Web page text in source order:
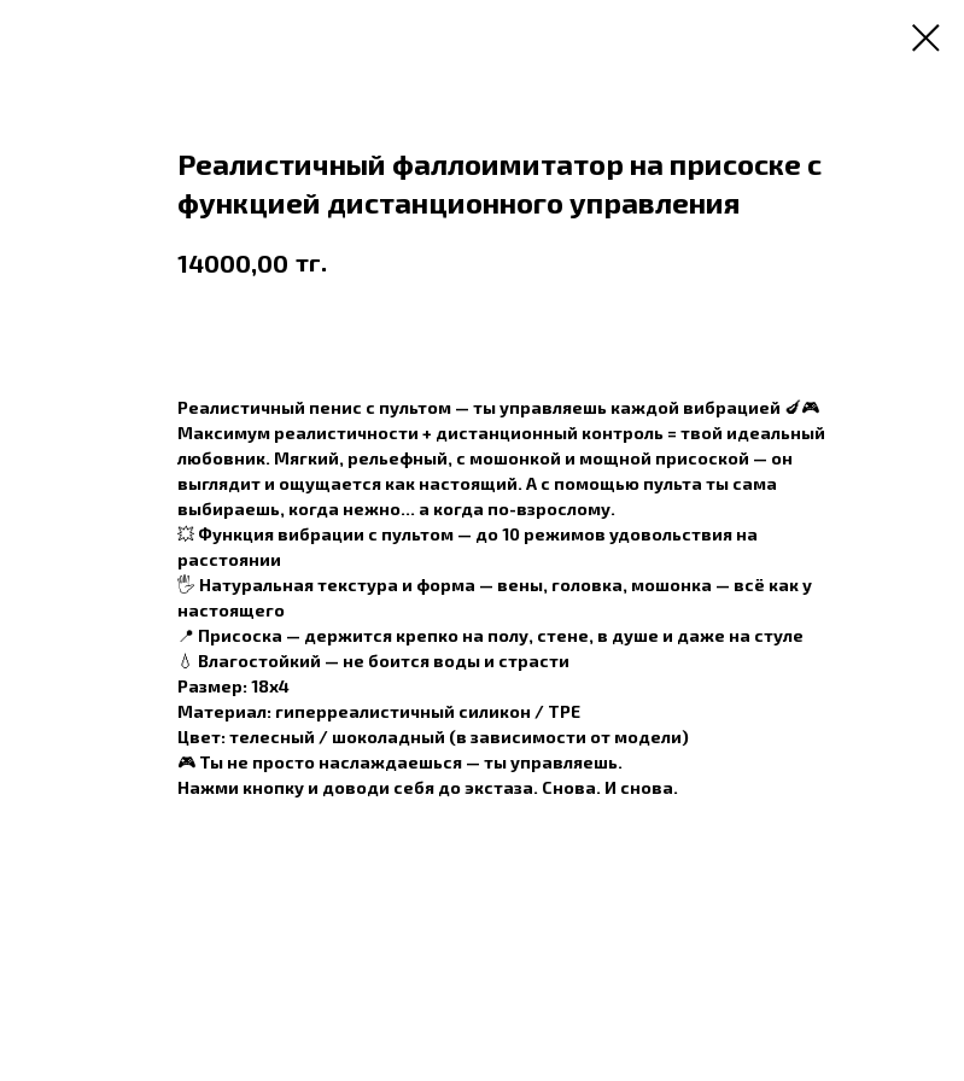
Реалистичный фаллоимитатор на присоске с
функцией дистанционного управления
14000,00 тг.
Реалистичный пенис с пультом — ты управляешь каждой вибрацией 🍆🎮
Максимум реалистичности + дистанционный контроль = твой идеальный
любовник. Мягкий, рельефный, с мошонкой и мощной присоской — он
выглядит и ощущается как настоящий. А с помощью пульта ты сама
выбираешь, когда нежно... а когда по-взрослому.
💥 Функция вибрации с пультом — до 10 режимов удовольствия на
расстоянии
🖐️ Натуральная текстура и форма — вены, головка, мошонка — всё как у
настоящего
📍 Присоска — держится крепко на полу, стене, в душе и даже на стуле
💧 Влагостойкий — не боится воды и страсти
Размер:18х4
Материал: гиперреалистичный силикон / TPE
Цвет:телесный / шоколадный (в зависимости от модели)
🎮 Ты не просто наслаждаешься — ты управляешь.
Нажми кнопку и доводи себя до экстаза. Снова. И снова.